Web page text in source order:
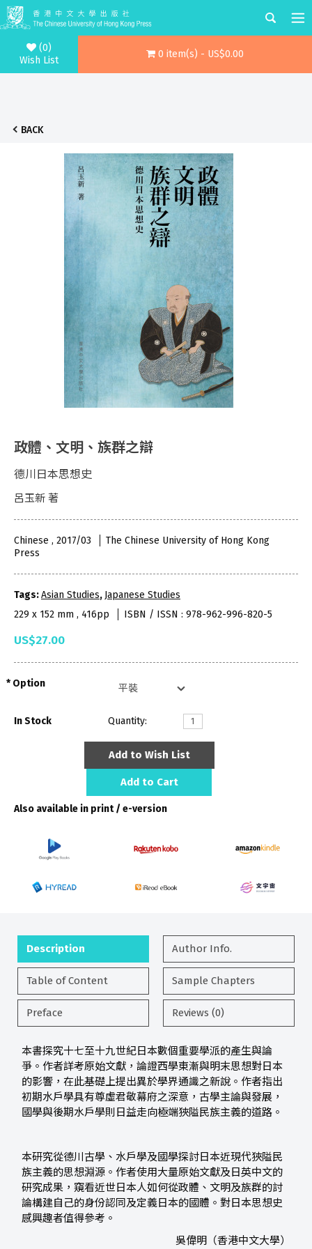
(0)
Wish List
0 item(s) - US$0.00
BACK
政體、文明、族群之辯
德川日本思想史
呂玉新 著
Chinese , 2017/03
The Chinese University of Hong Kong
Press
Tags:Asian Studies, Japanese Studies
229 x 152 mm , 416pp
ISBN / ISSN : 978-962-996-820-5
US$27.00
Option
In Stock Quantity:
Add to Wish List
Add to Cart
Also available in print / e-version
Description Author Info.
Table of Content Sample Chapters
Preface Reviews (0)
本書探究十七至十九世紀日本數個重要學派的產生與論
爭。作者詳考原始文獻，論證西學東漸與明末思想對日本
的影響，在此基礎上提出異於學界通識之新說。作者指出
初期水戶學具有尊虛君敬幕府之深意，古學主論與發展，
國學與後期水戶學則日益走向極端狹隘民族主義的道路。
本研究從德川古學、水戶學及國學探討日本近現代狹隘民
族主義的思想淵源。作者使用大量原始文獻及日英中文的
研究成果，窺看近世日本人如何從政體、文明及族群的討
論構建自己的身份認同及定義日本的國體。對日本思想史
感興趣者值得參考。
吳偉明（香港中文大學）